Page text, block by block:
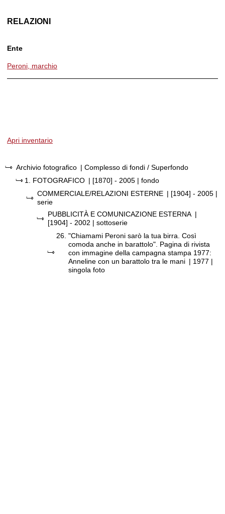
RELAZIONI
Ente
Peroni, marchio
Apri inventario
Archivio fotografico | Complesso di fondi / Superfondo
1.
FOTOGRAFICO | [1870] - 2005 | fondo
COMMERCIALE/RELAZIONI ESTERNE | [1904] - 2005 |
serie
PUBBLICITÀ E COMUNICAZIONE ESTERNA |
[1904] - 2002 | sottoserie
26. "Chiamami Peroni sarò la tua birra. Così
comoda anche in barattolo". Pagina di rivista
con immagine della campagna stampa 1977:
Anneline con un barattolo tra le mani | 1977 |
singola foto